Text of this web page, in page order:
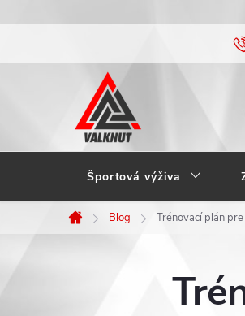
Športová výživa
Domov
Blog Trénovací plán